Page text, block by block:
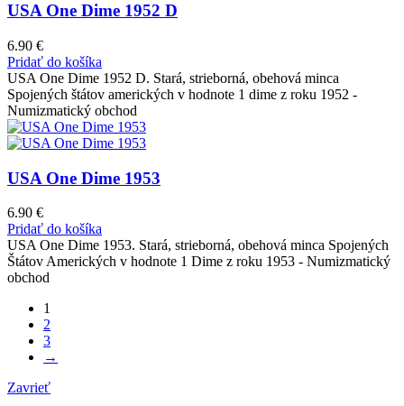
USA One Dime 1952 D
6.90 €
Pridať do košíka
USA One Dime 1952 D. Stará, strieborná, obehová minca
Spojených štátov amerických v hodnote 1 dime z roku 1952 -
Numizmatický obchod
USA One Dime 1953
6.90 €
Pridať do košíka
USA One Dime 1953. Stará, strieborná, obehová minca Spojených
Štátov Amerických v hodnote 1 Dime z roku 1953 - Numizmatický
obchod
1
2
3
→
Zavrieť